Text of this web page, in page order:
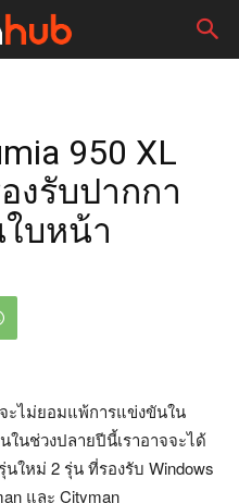
950 XL
งรับปากกา
บหน้า
ะไม่ยอมแพ้การแข่งขันใน
ในช่วงปลายปีนี้เราอาจจะได้
นใหม่ 2 รุ่น ที่รองรับ Windows
และ Cityman